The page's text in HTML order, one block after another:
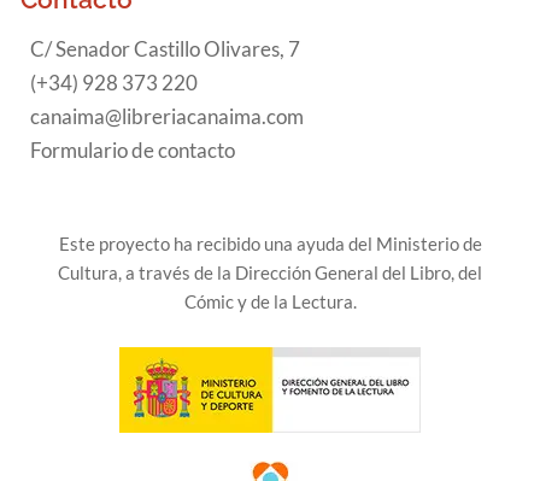
C/ Senador Castillo Olivares, 7
(+34) 928 373 220
canaima@libreriacanaima.com
Formulario de contacto
Este proyecto ha recibido una ayuda del Ministerio de
Cultura, a través de la Dirección General del Libro, del
Cómic y de la Lectura.